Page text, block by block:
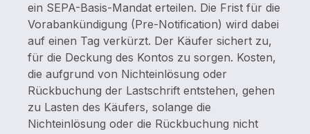
ein SEPA-Basis-Mandat erteilen. Die Frist für die
Vorabankündigung (Pre-Notification) wird dabei
auf einen Tag verkürzt. Der Käufer sichert zu,
für die Deckung des Kontos zu sorgen. Kosten,
die aufgrund von Nichteinlösung oder
Rückbuchung der Lastschrift entstehen, gehen
zu Lasten des Käufers, solange die
Nichteinlösung oder die Rückbuchung nicht